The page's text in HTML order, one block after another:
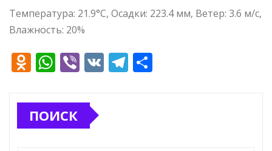
Температура: 21.9°C, Осадки: 223.4 мм, Ветер: 3.6 м/с,
Влажность: 20%
O
n
o
W
at
s
Vi
e
V T
ПОИСК